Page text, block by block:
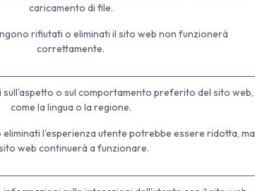
caricamento di file.
rifiutati o eliminati il sito web non funzionerà
correttamente.
o sul comportamento preferito del sito web,
come la lingua o la regione.
l'esperienza utente potrebbe essere ridotta, ma
web continuerà a funzionare.